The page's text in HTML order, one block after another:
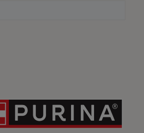
Contacta con Purina